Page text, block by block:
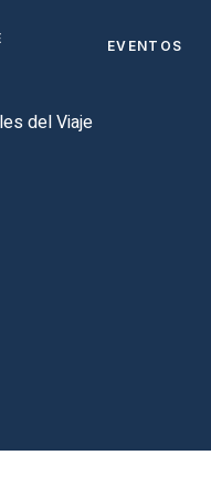
EVENTOS
del Viaje